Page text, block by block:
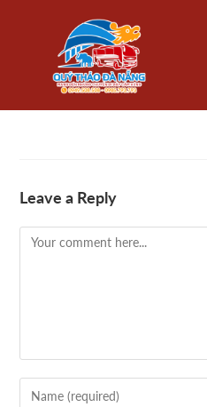
Leave a Reply